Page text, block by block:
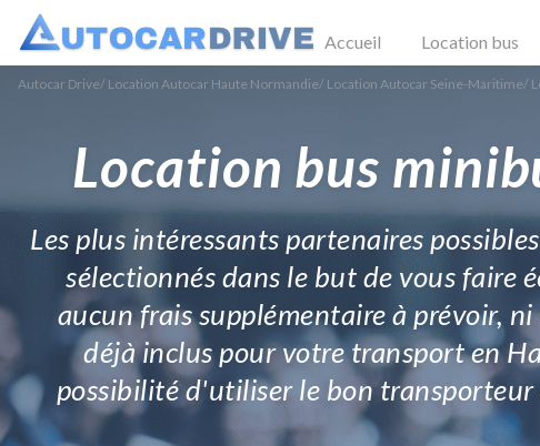
Accueil Location bus
Autocar Drive/ Location Autocar Haute Normandie/ Location Autocar Seine-Maritime/
Location bus
Les plus intéressants partenaires
sélectionnés dans le but de vous faire
aucun frais supplémentaire à prévoir,
déjà inclus pour votre transport en
possibilité d'utiliser le bon